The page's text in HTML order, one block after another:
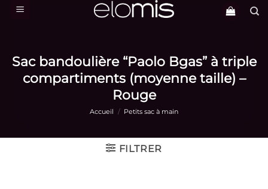
Passer
Sac bandoulière “Paolo Bgas” à triple
compartiments (moyenne taille) –
Rouge
Accueil / Petits sac à main
FILTRER